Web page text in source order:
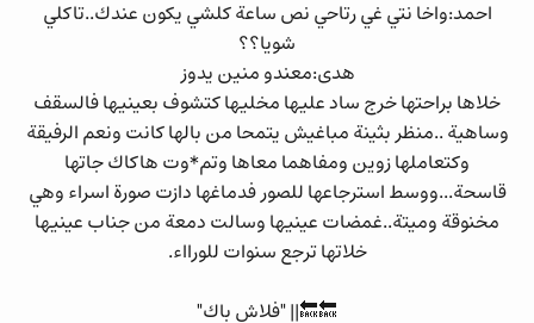
احمد:واخا نتي غي رتاحي نص ساعة كلشي يكون عندك..تاكلي
شويا؟؟
هدى:معندو منين يدوز
خلاها براحتها خرج ساد عليها مخليها كتشوف بعينيها فالسقف
وساهية ..منظر بثينة مباغيش يتمحا من بالها كانت ونعم الرفيقة
وكتعاملها زوين ومفاهما معاها وتم*وت هاكاك جاتها
قاسحة...ووسط استرجاعها للصور فدماغها دازت صورة اسراء وهي
مخنوقة وميتة..غمضات عينيها وسالت دمعة من جناب عينيها
خلاتها ترجع سنوات للورااء.
🔙🔙|| "فلاش باك"